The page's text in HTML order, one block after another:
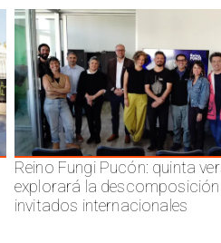
Reino Fungi Pucón: quinta
explorará la
invitados internacionales